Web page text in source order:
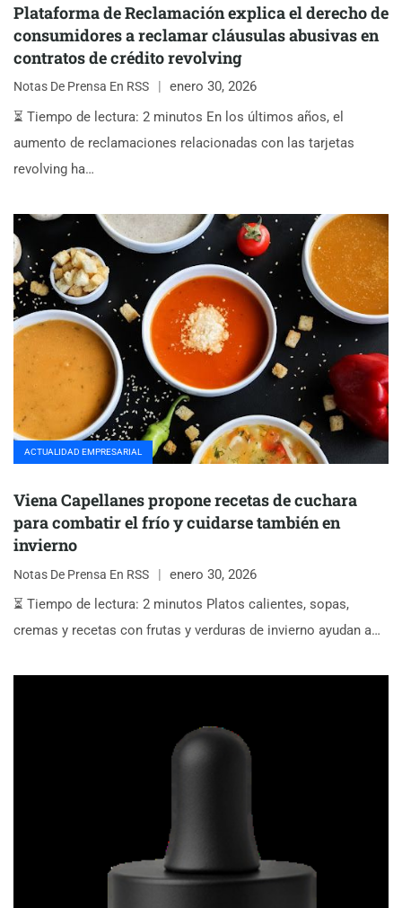
Plataforma de Reclamación explica el derecho de
consumidores a reclamar cláusulas abusivas en
contratos de crédito revolving
Notas De Prensa En RSS
enero 30, 2026
⏳ Tiempo de lectura: 2 minutos En los últimos años, el
aumento de reclamaciones relacionadas con las tarjetas
revolving ha…
ACTUALIDAD EMPRESARIAL
Viena Capellanes propone recetas de cuchara
para combatir el frío y cuidarse también en
invierno
Notas De Prensa En RSS
enero 30, 2026
⏳ Tiempo de lectura: 2 minutos Platos calientes, sopas,
cremas y recetas con frutas y verduras de invierno ayudan a…